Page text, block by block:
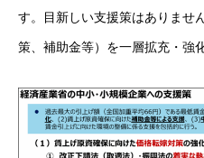
す。目新しい支援策はありませ
策、補助金等）を一層拡充・強